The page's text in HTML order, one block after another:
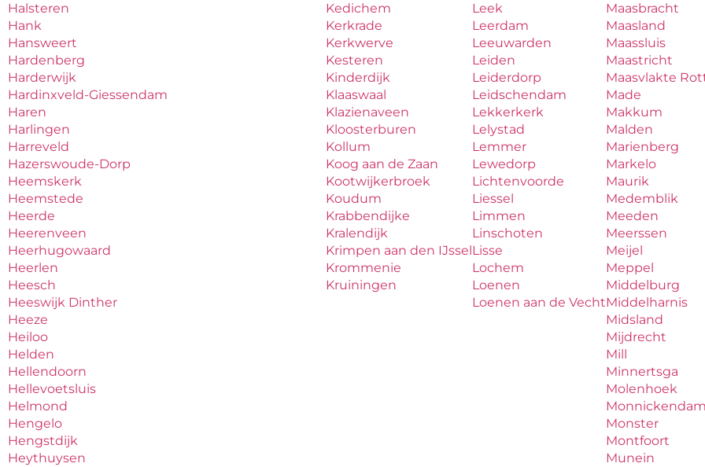
Halsteren
Hank
Hansweert
Hardenberg
Harderwijk
Hardinxveld-Giessendam
Haren
Harlingen
Harreveld
Hazerswoude-Dorp
Heemskerk
Heemstede
Heerde
Heerenveen
Heerhugowaard
Heerlen
Heesch
Heeswijk Dinther
Heeze
Heiloo
Helden
Hellendoorn
Hellevoetsluis
Helmond
Hengelo
Hengstdijk
Heythuysen
Kedichem
Kerkrade
Kerkwerve
Kesteren
Kinderdijk
Klaaswaal
Klazienaveen
Kloosterburen
Kollum
Koog aan de Zaan
Kootwijkerbroek
Koudum
Krabbendijke
Kralendijk
Krimpen aan den IJssel
Krommenie
Kruiningen
Leek
Leerdam
Leeuwarden
Leiden
Leiderdorp
Leidschendam
Lekkerkerk
Lelystad
Lemmer
Lewedorp
Lichtenvoorde
Liessel
Limmen
Linschoten
Lisse
Lochem
Loenen
Loenen aan de Vecht
Maasbracht
Maasland
Maassluis
Maastricht
Maasvlakte
Made
Makkum
Malden
Marienberg
Markelo
Maurik
Medemblik
Meeden
Meerssen
Meijel
Meppel
Middelburg
Middelharnis
Midsland
Mijdrecht
Mill
Minnertsga
Molenhoek
Monnickendam
Monster
Montfoort
Munein